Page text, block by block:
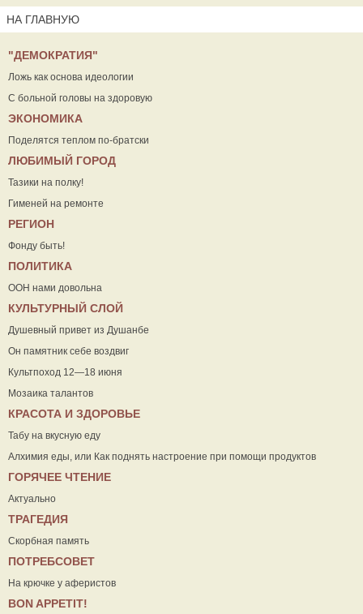
НА ГЛАВНУЮ
"ДЕМОКРАТИЯ"
Ложь как основа идеологии
С больной головы на здоровую
ЭКОНОМИКА
Поделятся теплом по-братски
ЛЮБИМЫЙ ГОРОД
Тазики на полку!
Гименей на ремонте
РЕГИОН
Фонду быть!
ПОЛИТИКА
ООН нами довольна
КУЛЬТУРНЫЙ СЛОЙ
Душевный привет из Душанбе
Он памятник себе воздвиг
Культпоход 12—18 июня
Мозаика талантов
КРАСОТА И ЗДОРОВЬЕ
Табу на вкусную еду
Алхимия еды, или Как поднять настроение при помощи продуктов
ГОРЯЧЕЕ ЧТЕНИЕ
Актуально
ТРАГЕДИЯ
Скорбная память
ПОТРЕБСОВЕТ
На крючке у аферистов
ВON APPETIT!